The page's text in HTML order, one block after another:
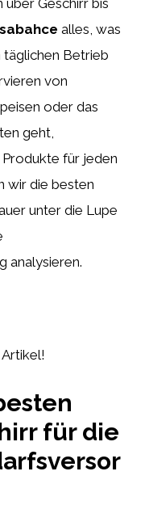
Geschirr bis
alles, was
Betrieb
von
oder das
geht,
für jeden
wir die besten
unter die Lupe
analysieren.
für die